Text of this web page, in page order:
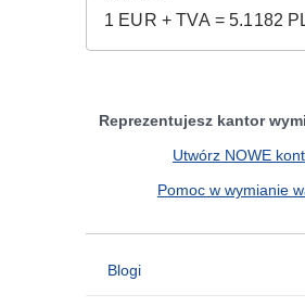
Reprezentujesz kantor
Utwórz NOWE
Pomoc w wymianie
Blogi